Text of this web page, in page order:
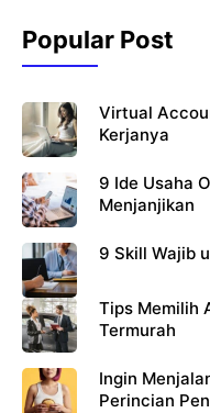
o
k
p
p
Popular Post
Virtual
Kerjanya
9 Ide Usaha
Menjanjikan
9 Skill Wajib
Tips Memilih
Termurah
Ingin
Perincian